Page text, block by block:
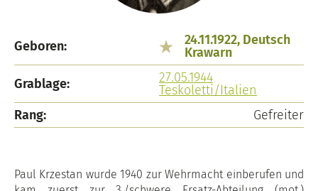
Geboren:
24.11.1922, Deutsch
Krawarn
Grablage:
27.05.1944
Teskoletti/Italien
Rang:
Gefreiter
Paul Krzestan wurde 1940 zur Wehrmacht einberufen und